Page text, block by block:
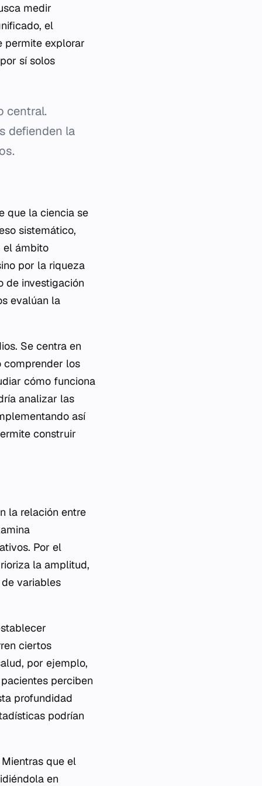
medir
el
permite explorar
sí solos
central.
defienden la
que la ciencia se
sistemático,
el ámbito
por la riqueza
de investigación
evalúan la
Se centra en
comprender los
cómo funciona
analizar las
así
construir
la relación entre
Por el
la amplitud,
variables
ciertos
por ejemplo,
perciben
profundidad
podrían
que el
en